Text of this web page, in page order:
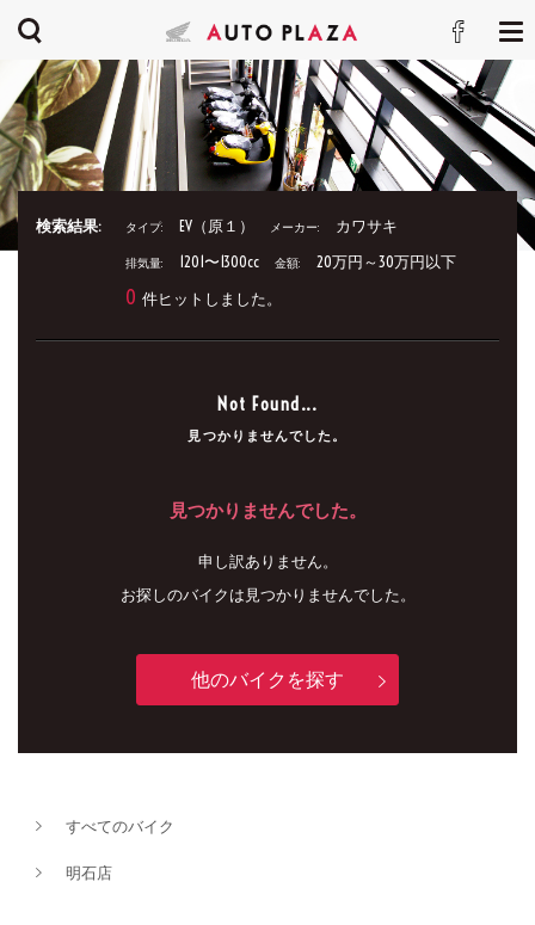
検索結果: タイプ: EV（原１） メーカー: カワサキ
排気量: 1201〜1300cc 金額: 20万円～30万円以下
0 件ヒットしました。
Not Found...
見つかりませんでした。
見つかりませんでした。
申し訳ありません。
お探しのバイクは見つかりませんでした。
他のバイクを探す
すべてのバイク
明石店